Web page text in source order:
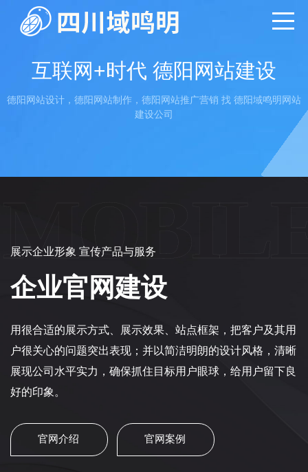
互联网+时代 德阳网站建设
德阳网站设计，德阳网站制作，德阳网站推广营销 找 德阳域鸣明网站
建设公司
展示企业形象 宣传产品与服务
企业官网建设
用很合适的展示方式、展示效果、站点框架，把客户及其用
户很关心的问题突出表现；并以简洁明朗的设计风格，清晰
展现公司水平实力，确保抓住目标用户眼球，给用户留下良
好的印象。
官网介绍 官网案例